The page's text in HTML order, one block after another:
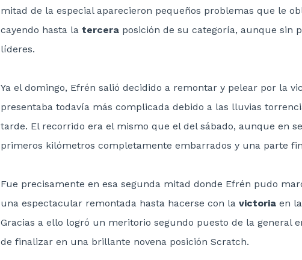
mitad de la especial aparecieron pequeños problemas que le
cayendo hasta la tercera posición de su categoría, aunque sin
líderes.
Ya el domingo, Efrén salió decidido a remontar y pelear por la
presentaba todavía más complicada debido a las lluvias
tarde. El recorrido era el mismo que el del sábado, aunque en
primeros kilómetros completamente embarrados y una parte
Fue precisamente en esa segunda mitad donde Efrén pudo
una espectacular remontada hasta hacerse con la victoria en
Gracias a ello logró un meritorio segundo puesto de la general
de finalizar en una brillante novena posición Scratch.